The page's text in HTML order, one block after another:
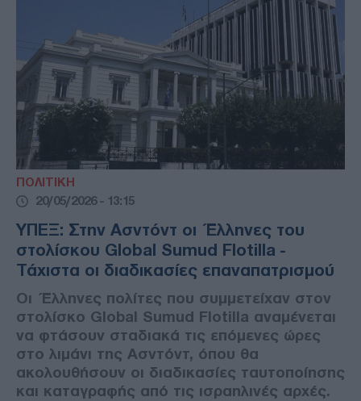
ΠΟΛΙΤΙΚΗ
20/05/2026 - 13:15
ΥΠΕΞ: Στην Ασντόντ οι Έλληνες του
στολίσκου Global Sumud Flotilla -
Τάχιστα οι διαδικασίες επαναπατρισμού
Οι Έλληνες πολίτες που συμμετείχαν στον
στολίσκο Global Sumud Flotilla αναμένεται
να φτάσουν σταδιακά τις επόμενες ώρες
στο λιμάνι της Ασντόντ, όπου θα
ακολουθήσουν οι διαδικασίες ταυτοποίησης
και καταγραφής από τις ισραηλινές αρχές.